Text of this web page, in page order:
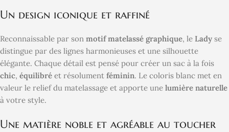
Un design iconique et raffiné
Reconnaissable par son motif matelassé graphique, le Lady se
distingue par des lignes harmonieuses et une silhouette
élégante. Chaque détail est pensé pour créer un sac à la fois
chic, équilibré et résolument féminin. Le coloris blanc met en
valeur le relief du matelassage et apporte une lumière naturelle
à votre style.
Une matière noble et agréable au toucher